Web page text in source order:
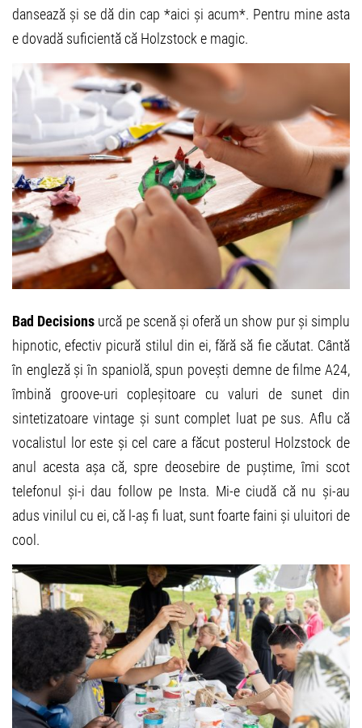
dansează și se dă din cap *aici și acum*. Pentru mine asta
e dovadă suficientă că Holzstock e magic.
Bad Decisions urcă pe scenă și oferă un show pur și simplu
hipnotic, efectiv picură stilul din ei, fără să fie căutat. Cântă
în engleză și în spaniolă, spun povești demne de filme A24,
îmbină groove-uri copleșitoare cu valuri de sunet din
sintetizatoare vintage și sunt complet luat pe sus. Aflu că
vocalistul lor este și cel care a făcut posterul Holzstock de
anul acesta așa că, spre deosebire de puștime, îmi scot
telefonul și-i dau follow pe Insta. Mi-e ciudă că nu și-au
adus vinilul cu ei, că l-aș fi luat, sunt foarte faini și uluitori de
cool.